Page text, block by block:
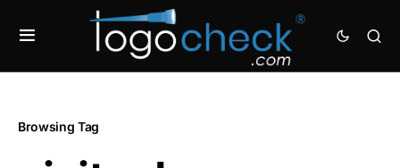
Browsing Tag